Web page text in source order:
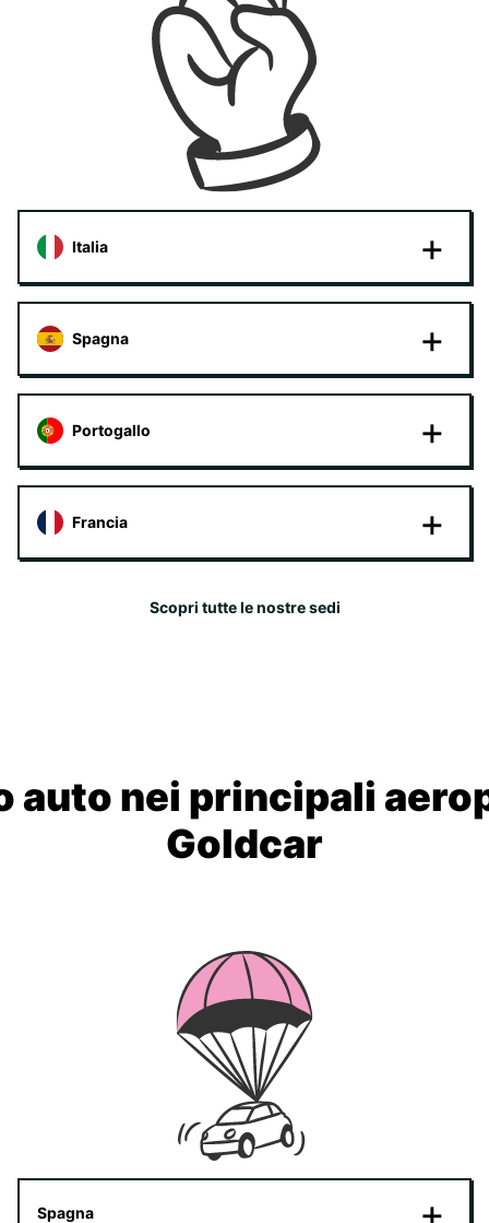
Italia
Spagna
Portogallo
Francia
Scopri tutte le nostre sedi
auto nei principali
Goldcar
Spagna